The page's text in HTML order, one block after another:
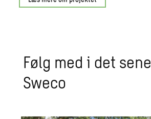
Følg med i det
Sweco